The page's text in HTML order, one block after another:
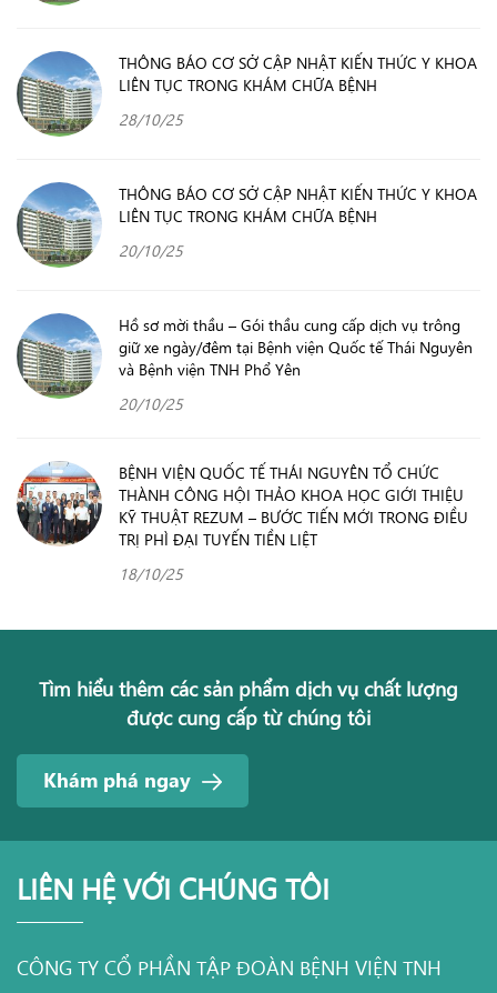
THÔNG BÁO CƠ SỞ CẬP NHẬT KIẾN THỨC Y KHOA
LIÊN TỤC TRONG KHÁM CHỮA BỆNH
28/10/25
THÔNG BÁO CƠ SỞ CẬP NHẬT KIẾN THỨC Y KHOA
LIÊN TỤC TRONG KHÁM CHỮA BỆNH
20/10/25
Hồ sơ mời thầu – Gói thầu cung cấp dịch vụ trông
giữ xe ngày/đêm tại Bệnh viện Quốc tế Thái Nguyên
và Bệnh viện TNH Phổ Yên
20/10/25
BỆNH VIỆN QUỐC TẾ THÁI NGUYÊN TỔ CHỨC
THÀNH CÔNG HỘI THẢO KHOA HỌC GIỚI THIỆU
KỸ THUẬT REZUM – BƯỚC TIẾN MỚI TRONG ĐIỀU
TRỊ PHÌ ĐẠI TUYẾN TIỀN LIỆT
18/10/25
Tìm hiểu thêm các sản phẩm dịch vụ chất lượng
được cung cấp từ chúng tôi
Khám phá ngay
LIÊN HỆ VỚI CHÚNG TÔI
CÔNG TY CỔ PHẦN TẬP ĐOÀN BỆNH VIỆN TNH